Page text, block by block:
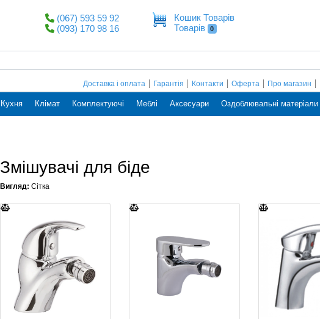
(067) 593 59 92
(093) 170 98 16
Кошик Товарів
Товарів
0
Доставка і оплата Гарантія Контакти Оферта Про магазин
Кухня Клімат Комплектуючі Меблі Аксесуари Оздоблювальні матеріали
Змішувачі для біде
Вигляд: Сітка